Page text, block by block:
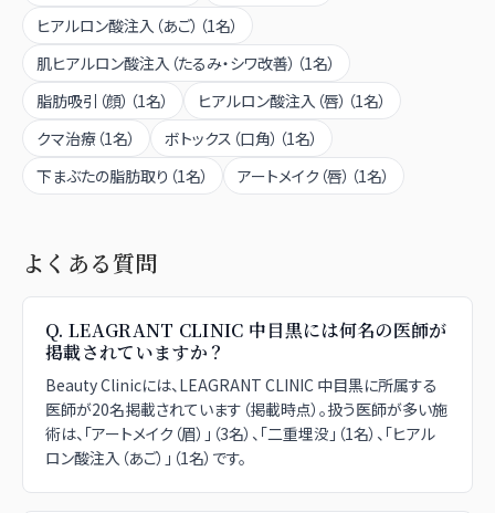
ヒアルロン酸注入（あご） （1名）
肌ヒアルロン酸注入（たるみ・シワ改善） （1名）
脂肪吸引（顔） （1名） ヒアルロン酸注入（唇） （1名）
クマ治療 （1名） ボトックス（口角） （1名）
下まぶたの脂肪取り （1名） アートメイク（唇） （1名）
よくある質問
Q. LEAGRANT CLINIC 中目黒には何名の医師が
掲載されていますか？
Beauty Clinicには、LEAGRANT CLINIC 中目黒に所属する
医師が20名掲載されています（掲載時点）。扱う医師が多い施
術は、「アートメイク（眉）」（3名）、「二重埋没」（1名）、「ヒアル
ロン酸注入（あご）」（1名）です。